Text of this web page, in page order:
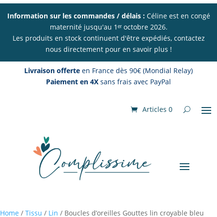
Information sur les commandes / délais : Céline est en congé
maternité jusqu'au 1ᵉʳ octobre 2026.
Les produits en stock continuent d'être expédiés, contactez
nous directement pour en savoir plus !
Livraison offerte en France dès 90€ (Mondial Relay)
Paiement en 4X sans frais avec PayPal
Articles 0
Home / Tissu / Lin / Boucles d’oreilles Gouttes lin croyable bleu